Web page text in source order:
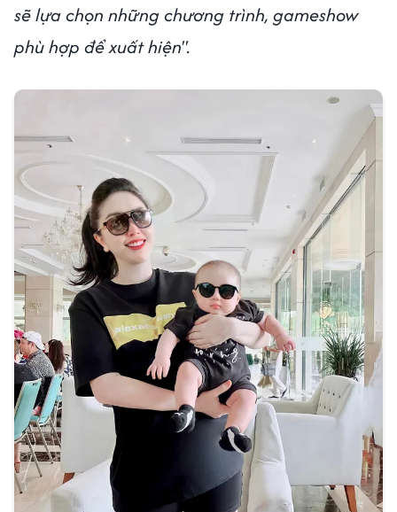
sẽ lựa chọn những chương trình, gameshow
phù hợp để xuất hiện".